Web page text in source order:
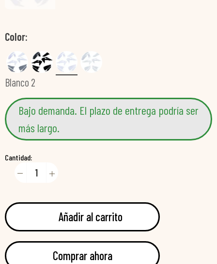
Color
Blanco 2
Bajo demanda. El plazo de entrega podría ser
más largo.
Cantidad:
Añadir al carrito
Comprar ahora